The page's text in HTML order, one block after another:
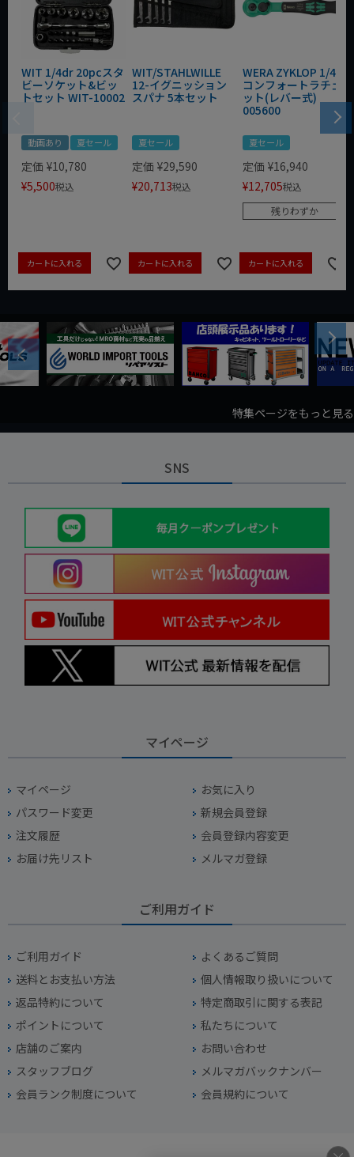
WIT 1/4dr 20pcスタ
ビーソケット&ビッ
トセット WIT-10002
動画あり 夏セール
定価 ¥10,780
¥5,500税込
カートに入れる
WIT/STAHLWILLE
12-イグニッション
スパナ 5本セット
夏セール
定価 ¥29,590
¥20,713税込
カートに入れる
WERA ZYKLOP 1/4"
コンフォートラチェ
ット(レバー式)
005600
夏セール
定価 ¥16,940
¥12,705税込
残りわずか
カートに入れる
Previous
Next
特集ページをもっと見る
SNS
マイページ
マイページ
お気に入り
パスワード変更
新規会員登録
注文履歴
会員登録内容変更
お届け先リスト
メルマガ登録
ご利用ガイド
ご利用ガイド
よくあるご質問
送料とお支払い方法
個人情報取り扱いについて
返品特約について
特定商取引に関する表記
ポイントについて
私たちについて
店舗のご案内
お問い合わせ
スタッフブログ
メルマガバックナンバー
会員ランク制度について
会員規約について